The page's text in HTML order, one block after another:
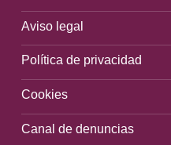
Aviso legal
Política de privacidad
Cookies
Canal de denuncias